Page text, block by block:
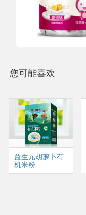
您可能喜欢
益生元胡萝卜有
机米粉